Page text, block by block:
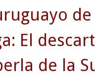
El
de la